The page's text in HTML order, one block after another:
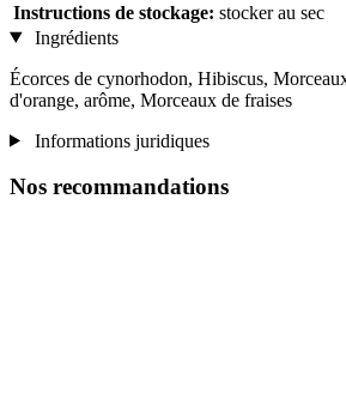
Instructions de stockage: stocker au sec
Ingrédients
Écorces de cynorhodon, Hibiscus,
d'orange, arôme, Morceaux de fraises
Informations juridiques
Nos recommandations